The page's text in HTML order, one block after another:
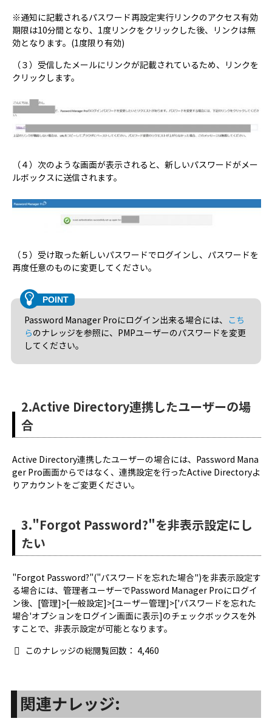
※通知に記載されるパスワード再設定実行リンクのアクセス有効
期限は10分間となり、1度リンクをクリックした後、リンクは無
効となります。(1度限り有効)
（３）受信したメールにリンクが記載されているため、リンクを
クリックします。
（４）次のような画面が表示されると、新しいパスワードがメー
ルボックスに送信されます。
（５）受け取った新しいパスワードでログインし、パスワードを
再度任意のものに変更してください。
Password Manager Proにログイン出来る場合には、 こち
らのナレッジを参照に、PMPユーザーのパスワードを変更
してください。
2.Active Directory連携したユーザーの場
合
Active Directory連携したユーザーの場合には、Password Mana
ger Pro画面からではなく、連携設定を行ったActive Directoryよ
りアカウントをご変更ください。
3."Forgot Password?"を非表示設定にし
たい
"Forgot Password?"("パスワードを忘れた場合")を非表示設定す
る場合には、管理者ユーザーでPassword Manager Proにログイ
ン後、[管理]>[一般設定]>[ユーザー管理]>['パスワードを忘れた
場合'オプションをログイン画面に表示]のチェックボックスを外
すことで、非表示設定が可能となります。
このナレッジの総閲覧回数： 4,460
関連ナレッジ: